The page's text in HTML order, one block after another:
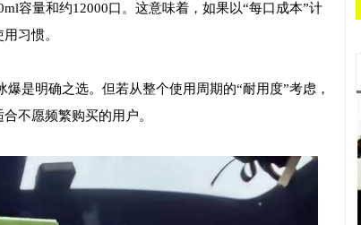
容量和约12000口。这意味着，如果以“每口成本”计
习惯。
是明确之选。但若从整个使用周期的“耐用度”考虑，
不愿频繁购买的用户。